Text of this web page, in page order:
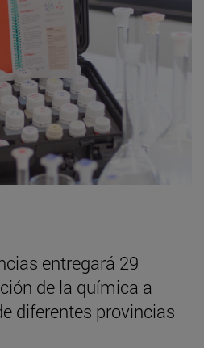
entregará 29
de la química a
diferentes provincias